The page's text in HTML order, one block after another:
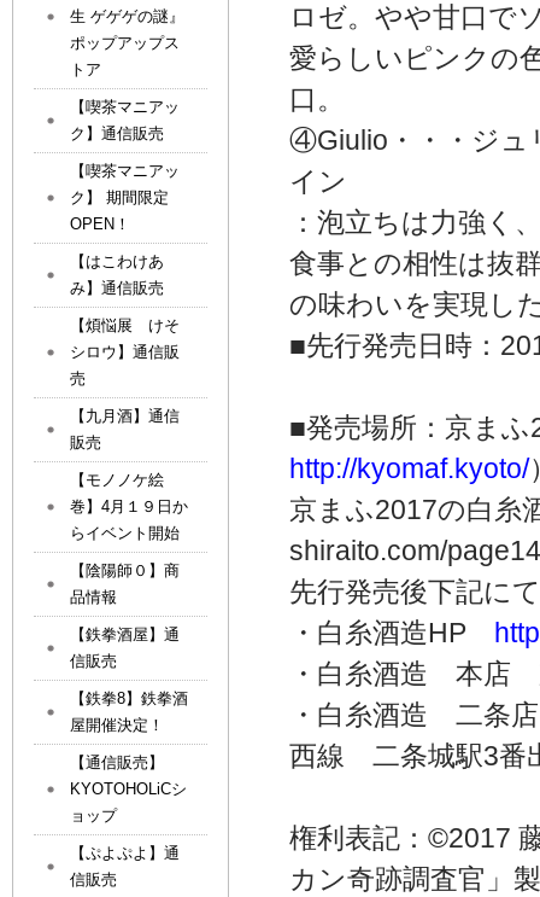
ロゼ。やや甘口で
愛らしいピンクの
口。
④Giulio・・・ジュ
イン
：泡立ちは力強く
食事との相性は抜
の味わいを実現し
■先行発売日時：
■発売場所：京ま
http://kyomaf.kyoto/
京まふ2017の白糸
shiraito.com/
先行発売後下記に
・白糸酒造HP
・白糸酒造 本店
・白糸酒造 二条
西線 二条城駅3番
権利表記：©2017
カン奇跡調査官」
生 ゲゲゲの謎』
ポップアップス
トア
【喫茶マニアッ
ク】通信販売
【喫茶マニアッ
ク】 期間限定
OPEN！
【はこわけあ
み】通信販売
【煩悩展 けそ
シロウ】通信販
売
【九月酒】通信
販売
【モノノケ絵
巻】4月１９日か
らイベント開始
【陰陽師０】商
品情報
【鉄拳酒屋】通
信販売
【鉄拳8】鉄拳酒
屋開催決定！
【通信販売】
KYOTOHOLiCシ
ョップ
【ぷよぷよ】通
信販売